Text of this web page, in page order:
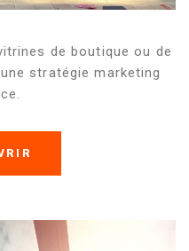
de boutique ou de
stratégie marketing